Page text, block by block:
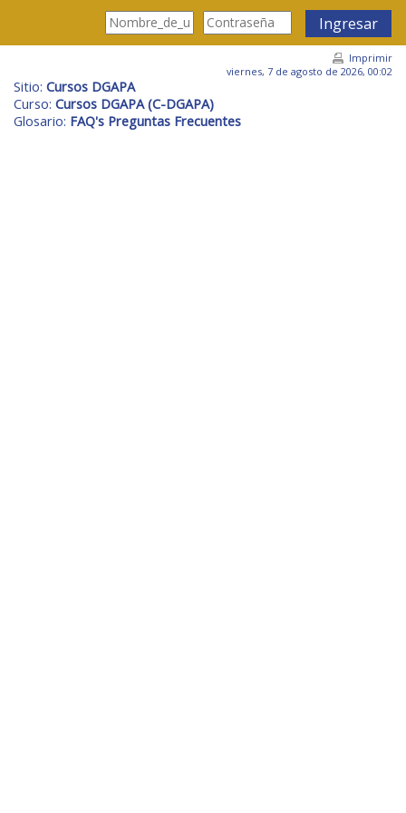
Saltar al contenido principal
Ingresar
Imprimir
viernes, 7 de agosto de 2026, 00:02
Sitio: Cursos DGAPA
Curso: Cursos DGAPA (C-DGAPA)
Glosario: FAQ's Preguntas Frecuentes